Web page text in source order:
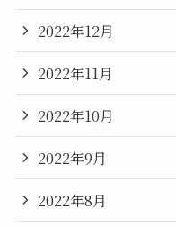
2022年12月
2022年11月
2022年10月
2022年9月
2022年8月